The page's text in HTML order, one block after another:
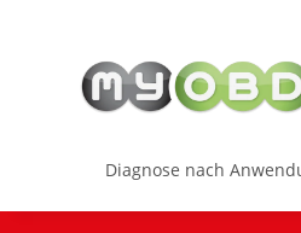
Diagnose nach